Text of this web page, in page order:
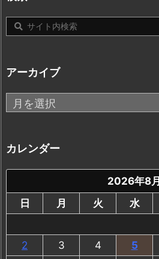
ー
アーカイブ
ア
ー
イ
ブ
カレンダー
2026年8月
日
月 火 水
2
3 4 5